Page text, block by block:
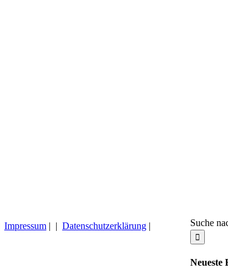
Suche
Neueste
Impressum | | Datenschutzerklärung |